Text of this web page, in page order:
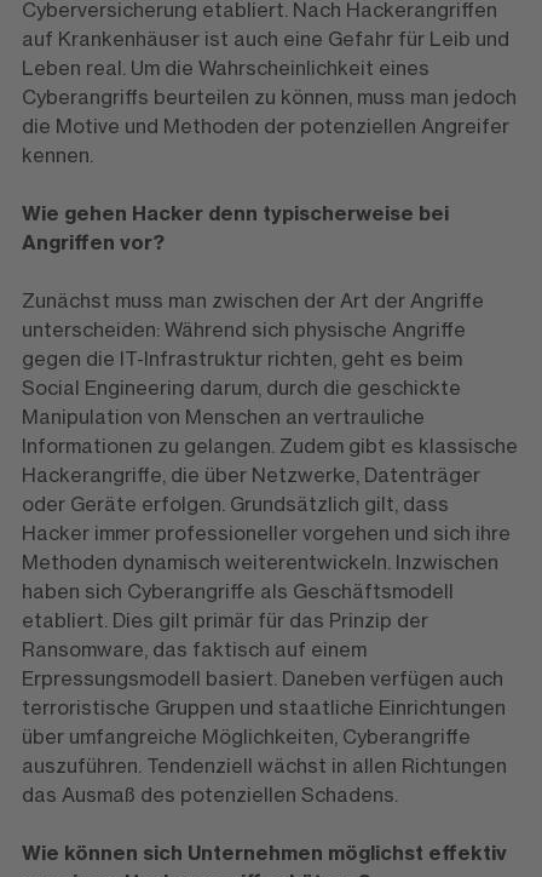
Cyberversicherung etabliert. Nach Hackerangriffen
auf Krankenhäuser ist auch eine Gefahr für Leib und
Leben real. Um die Wahrscheinlichkeit eines
Cyberangriffs beurteilen zu können, muss man jedoch
die Motive und Methoden der potenziellen Angreifer
kennen.
Wie gehen Hacker denn typischerweise bei
Angriffen vor?
Zunächst muss man zwischen der Art der Angriffe
unterscheiden: Während sich physische Angriffe
gegen die IT-Infrastruktur richten, geht es beim
Social Engineering darum, durch die geschickte
Manipulation von Menschen an vertrauliche
Informationen zu gelangen. Zudem gibt es klassische
Hackerangriffe, die über Netzwerke, Datenträger
oder Geräte erfolgen. Grundsätzlich gilt, dass
Hacker immer professioneller vorgehen und sich ihre
Methoden dynamisch weiterentwickeln. Inzwischen
haben sich Cyberangriffe als Geschäftsmodell
etabliert. Dies gilt primär für das Prinzip der
Ransomware, das faktisch auf einem
Erpressungsmodell basiert. Daneben verfügen auch
terroristische Gruppen und staatliche Einrichtungen
über umfangreiche Möglichkeiten, Cyberangriffe
auszuführen. Tendenziell wächst in allen Richtungen
das Ausmaß des potenziellen Schadens.
Wie können sich Unternehmen möglichst effektiv